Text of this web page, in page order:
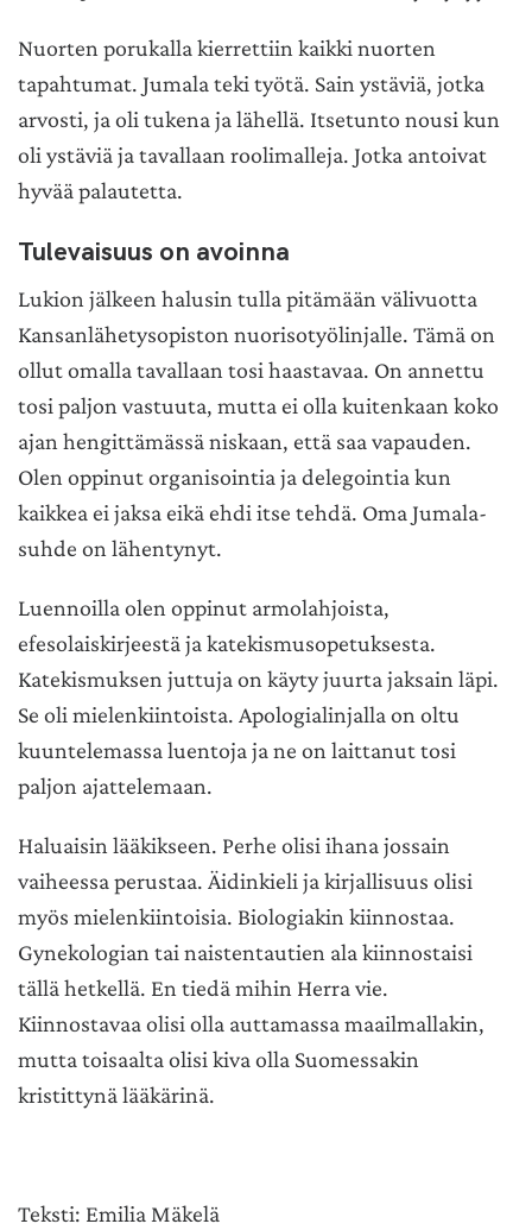
Nuorten porukalla kierrettiin kaikki nuorten
tapahtumat. Jumala teki työtä. Sain ystäviä, jotka
arvosti, ja oli tukena ja lähellä. Itsetunto nousi kun
oli ystäviä ja tavallaan roolimalleja. Jotka antoivat
hyvää palautetta.
Tulevaisuus on avoinna
Lukion jälkeen halusin tulla pitämään välivuotta
Kansanlähetysopiston nuorisotyölinjalle. Tämä on
ollut omalla tavallaan tosi haastavaa. On annettu
tosi paljon vastuuta, mutta ei olla kuitenkaan koko
ajan hengittämässä niskaan, että saa vapauden.
Olen oppinut organisointia ja delegointia kun
kaikkea ei jaksa eikä ehdi itse tehdä. Oma Jumala-
suhde on lähentynyt.
Luennoilla olen oppinut armolahjoista,
efesolaiskirjeestä ja katekismusopetuksesta.
Katekismuksen juttuja on käyty juurta jaksain läpi.
Se oli mielenkiintoista. Apologialinjalla on oltu
kuuntelemassa luentoja ja ne on laittanut tosi
paljon ajattelemaan.
Haluaisin lääkikseen. Perhe olisi ihana jossain
vaiheessa perustaa. Äidinkieli ja kirjallisuus olisi
myös mielenkiintoisia. Biologiakin kiinnostaa.
Gynekologian tai naistentautien ala kiinnostaisi
tällä hetkellä. En tiedä mihin Herra vie.
Kiinnostavaa olisi olla auttamassa maailmallakin,
mutta toisaalta olisi kiva olla Suomessakin
kristittynä lääkärinä.
Teksti: Emilia Mäkelä